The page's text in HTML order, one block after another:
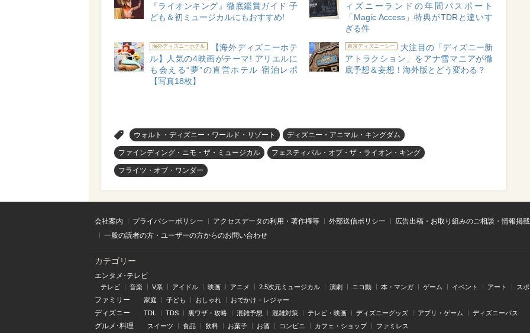
『ライオンキング』徹底鑑賞ガイド 子
ども＆初ミュージカルにもおすすめ!
ィズニーランドの年間パスポート
「Magic Access」特典がTDRと違いす
ぎる件
海外ディズニーホテル
【海外ディズニーホテ
ル】人気の4映画がテーマ! アリエルに
も会える“夢”の直営ホテル 宿泊レポ
【写真18枚】
東京ディズニーシー
大注目の「ディズニー新
アトラクション」をアナ雪マニアが徹
底予想＆妄想！海外版とどう変わる？
ウォルト・ディズニー・ワールド・リゾート ディズニー・アニマル・キングダム
ファインディング・ニモ・ザ・ミュージカル フェスティバル・オブ・ザ・ライオン・キング
フライツ・オブ・ワンダー
会社案内 プライバシーポリシー アクセスデータの利用・著作権等 外部送信ポリシー
広告出稿・お取り組みのご相談・情報掲
一般の読者の方・ユーザーの方からのお問い合わせ
カテゴリー
エンタメ･テレビ
テレビ 音楽 V系 アイドル 映画 アニメ 2.5次元ミュージカル 演劇 ニコ動 本・マンガ ゲーム イベント アート ス
ファミリー 家庭 子ども おしゃれ おでかけ・レジャー
ディズニー TDL TDS 裏ワザ・攻略 混雑予想 混雑対策 テレビ・映画 ディズニーグッズ アプリ・ゲーム ディズニーパス
グルメ･料理 スイーツ 食品 飲料 お菓子 お酒 コンビニ カフェ・ショップ ファミレス